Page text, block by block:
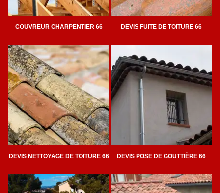
COUVREUR CHARPENTIER 66 DEVIS FUITE DE TOITURE 66
DEVIS NETTOYAGE DE TOITURE 66 DEVIS POSE DE GOUTTIÈRE 66